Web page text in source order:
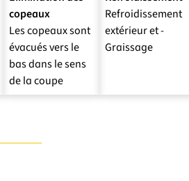
copeaux
Les copeaux sont
évacués vers le
bas dans le sens
de la coupe
Refroidissement
extérieur et -
Graissage